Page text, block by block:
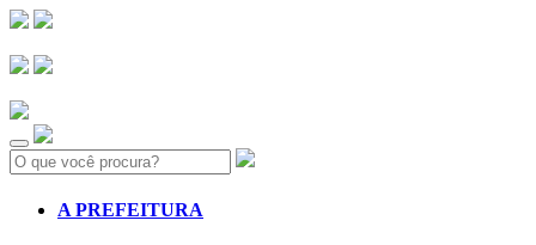
Search:
A PREFEITURA